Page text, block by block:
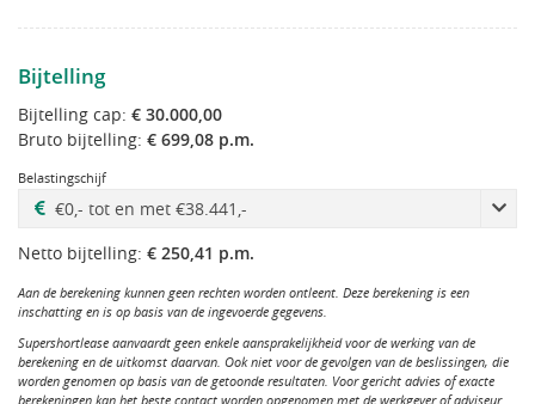
Bijtelling
Bijtelling cap: € 30.000,00
Bruto bijtelling: € 699,08 p.m.
Belastingschijf
Netto bijtelling: € 250,41 p.m.
Aan de berekening kunnen geen rechten worden ontleent. Deze berekening is een
inschatting en is op basis van de ingevoerde gegevens.
Supershortlease aanvaardt geen enkele aansprakelijkheid voor de werking van de
berekening en de uitkomst daarvan. Ook niet voor de gevolgen van de beslissingen, die
worden genomen op basis van de getoonde resultaten. Voor gericht advies of exacte
berekeningen kan het beste contact worden opgenomen met de werkgever of adviseur.